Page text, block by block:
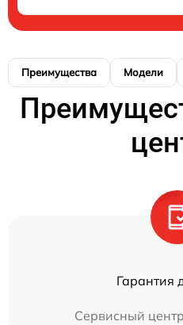
Преимущества Модели
Гарантия
Сервисный